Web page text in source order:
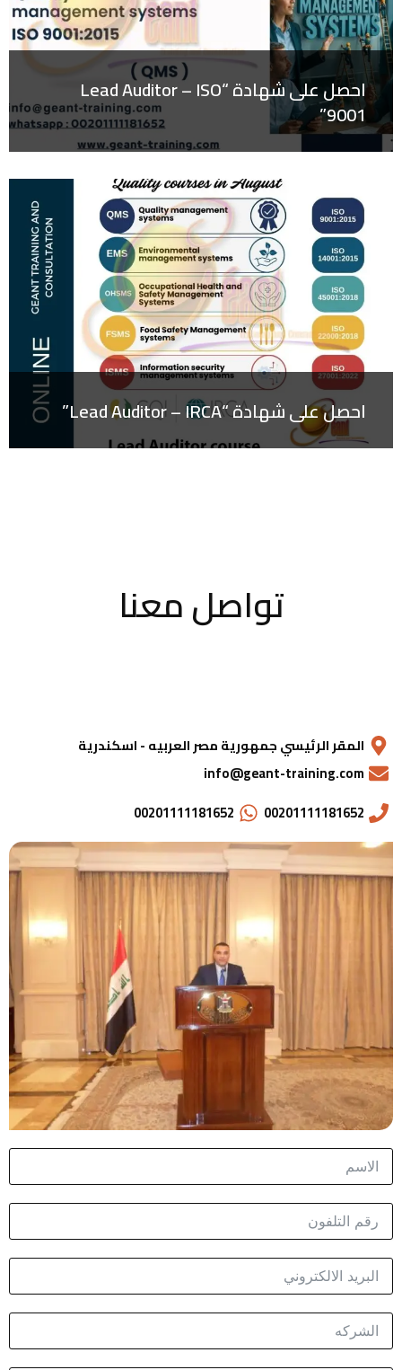
احصل على شهادة “Lead Auditor – ISO
9001”
احصل على شهادة “Lead Auditor – IRCA”
تواصل معنا
المقر الرئيسي جمهورية مصر العربيه - اسكندرية
info@geant-training.com
00201111181652
00201111181652